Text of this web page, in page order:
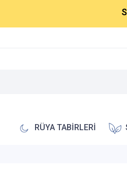
RÜYA TABİRLERİ